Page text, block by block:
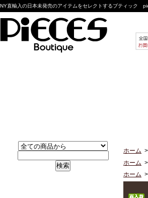
NY直輸入の日本未発売のアイテムをセレクトするブティッ
検索
ホーム >
ホーム >
ホーム >